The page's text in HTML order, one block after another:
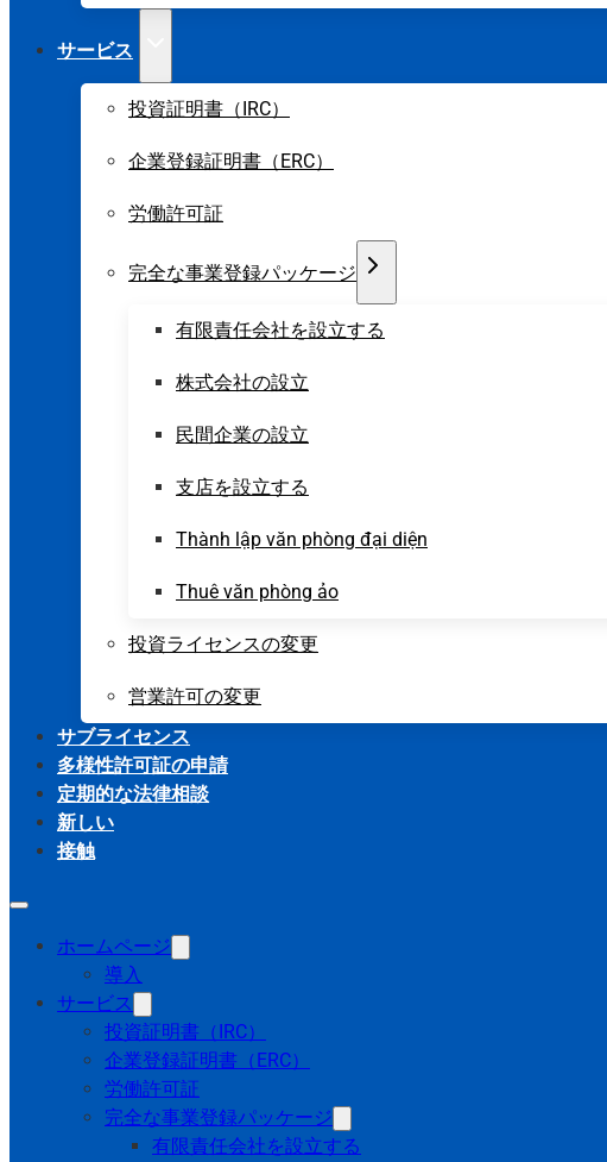
サービス
投資証明書（IRC）
企業登録証明書（ERC）
労働許可証
完全な事業登録パッケージ
有限責任会社を設立する
株式会社の設立
民間企業の設立
支店を設立する
Thành lập văn phòng đại diện
Thuê văn phòng ảo
投資ライセンスの変更
営業許可の変更
サブライセンス
多様性許可証の申請
定期的な法律相談
新しい
接触
ホームページ
導入
サービス
投資証明書（IRC）
企業登録証明書（ERC）
労働許可証
完全な事業登録パッケージ
有限責任会社を設立する